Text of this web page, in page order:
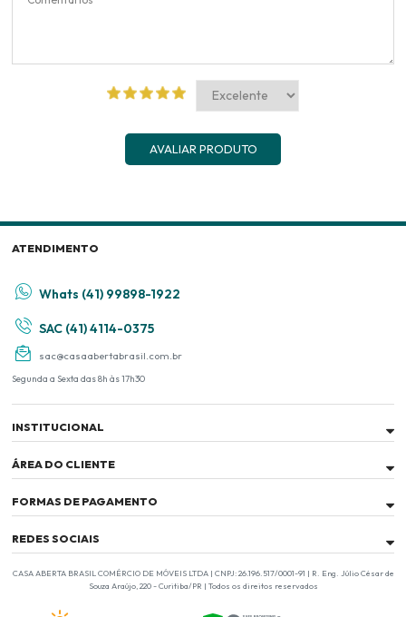
AVALIAR PRODUTO
ATENDIMENTO
Whats (41) 99898-1922
SAC (41) 4114-0375
sac@casaabertabrasil.com.br
Segunda a Sexta das 8h às 17h30
INSTITUCIONAL
ÁREA DO CLIENTE
FORMAS DE PAGAMENTO
REDES SOCIAIS
CASA ABERTA BRASIL COMÉRCIO DE MÓVEIS LTDA | CNPJ: 26.196.517/0001-91 | R. Eng. Júlio César de
Souza Araújo, 220 - Curitiba/PR | Todos os direitos reservados